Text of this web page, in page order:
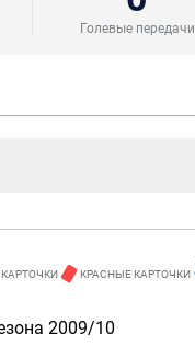
Голевые передачи
КРАСНЫЕ КАРТОЧКИ
2009/10